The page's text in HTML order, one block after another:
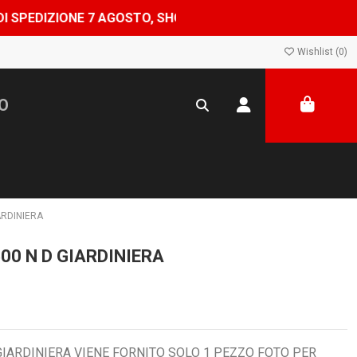
7 AGOSTO, SHOP CHIUSO DAL 8 AL 24 AGOSTO —
Wishlist (0)
N D GIARDINIERA
VIENE FORNITO SOLO 1 PEZZO FOTO PER